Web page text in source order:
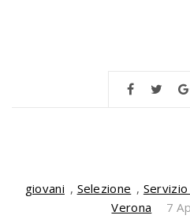
giovani , Selezione ,
Verona
7